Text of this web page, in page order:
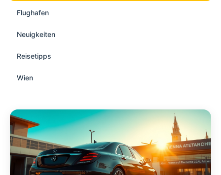
Flughafen
Neuigkeiten
Reisetipps
Wien